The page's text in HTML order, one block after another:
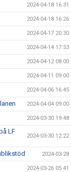
2024-04-18 16:31
2024-04-18 16:26
2024-04-17 20:30
2024-04-14 17:53
2024-04-12 08:00
2024-04-11 09:00
2024-04-06 16:45
2024-04-04 09:00
2024-03-30 19:48
LF
2024-03-30 12:22
2024-03-28
2024-03-26 05:41